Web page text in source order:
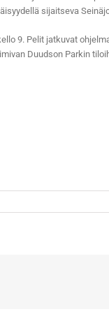
sijaitseva
9. Pelit jatkuvat
Duudson Parkin